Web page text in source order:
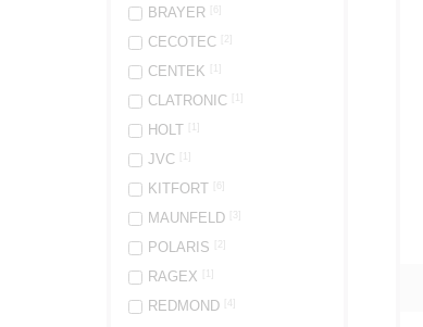
BRAYER
CECOTEC
CENTEK
CLATRONIC
HOLT
JVC
KITFORT
MAUNFELD
POLARIS
RAGEX
REDMOND